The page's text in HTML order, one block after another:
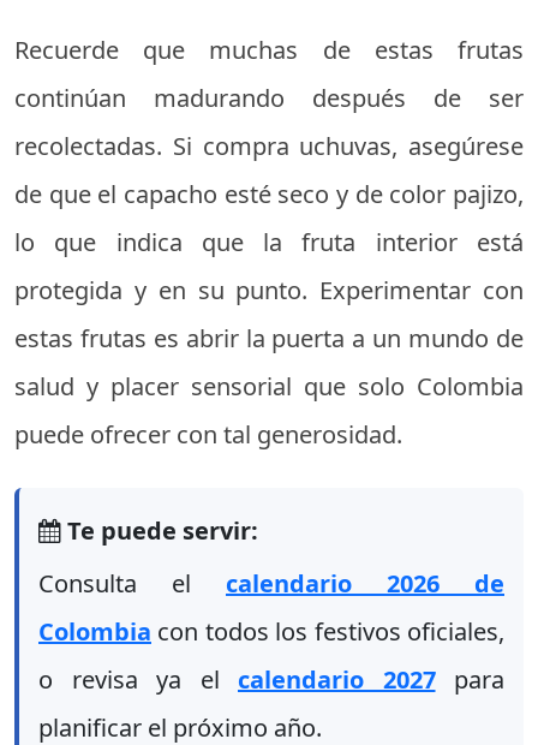
Recuerde que muchas de estas frutas
continúan madurando después de ser
recolectadas. Si compra uchuvas, asegúrese
de que el capacho esté seco y de color pajizo,
lo que indica que la fruta interior está
protegida y en su punto. Experimentar con
estas frutas es abrir la puerta a un mundo de
salud y placer sensorial que solo Colombia
puede ofrecer con tal generosidad.
Te puede servir:
Consulta el calendario 2026 de
Colombia con todos los festivos oficiales,
o revisa ya el calendario 2027para
planificar el próximo año.